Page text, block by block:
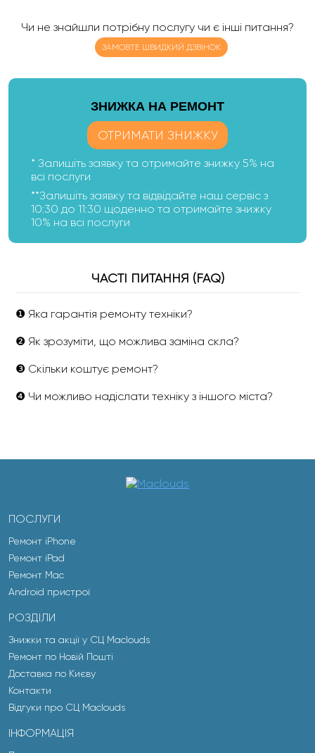
Чи не знайшли потрібну послугу чи є інші питання?
ЗАМОВТЕ ШВИДКИЙ ДЗВІНОК
ЗНИЖКА НА РЕМОНТ
ОТРИМАТИ ЗНИЖКУ
* Залишіть заявку та отримайте знижку 5% на
всі послуги
**Залишіть заявку та відвідайте наш сервіс з
10:30 до 11:30 щоденно та отримайте знижку
10% на всі послуги
ЧАСТІ ПИТАННЯ (FAQ)
❶ Яка гарантія ремонту техніки?
❷ Як зрозуміти, що можлива заміна скла?
❸ Скільки коштує ремонт?
❹ Чи можливо надіслати техніку з іншого міста?
ПОСЛУГИ
Ремонт iPhone
Ремонт iPad
Ремонт Mac
Android пристрої
РОЗДІЛИ
Знижки та акції у СЦ Maclouds
Ремонт по Новій Пошті
Доставка по Києву
Контакти
Відгуки про СЦ Maclouds
ІНФОРМАЦІЯ